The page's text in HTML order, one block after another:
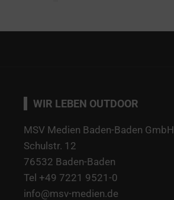
WIR LEBEN OUTDOOR
MSV Medien Baden-Baden GmbH
Schulstr. 12
76532 Baden-Baden
Tel +49 7221 9521-0
info@msv-medien.de